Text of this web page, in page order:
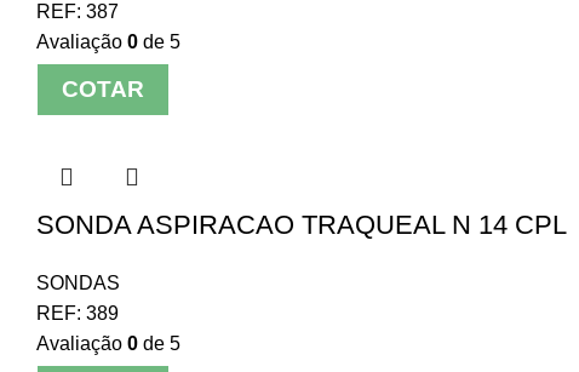
REF: 387
Avaliação 0 de 5
COTAR
SONDA ASPIRACAO TRAQUEAL N 14 CPL
SONDAS
REF: 389
Avaliação 0 de 5